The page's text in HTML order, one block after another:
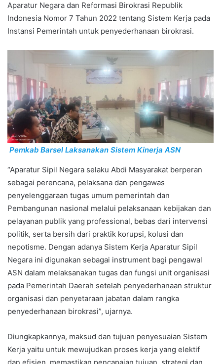
Aparatur Negara dan Reformasi Birokrasi Republik
Indonesia Nomor 7 Tahun 2022 tentang Sistem Kerja pada
Instansi Pemerintah untuk penyederhanaan birokrasi.
Pemkab Barsel Laksanakan Sistem Kinerja ASN
“Aparatur Sipil Negara selaku Abdi Masyarakat berperan
sebagai perencana, pelaksana dan pengawas
penyelenggaraan tugas umum pemerintah dan
Pembangunan nasional melalui pelaksanaan kebijakan dan
pelayanan publik yang professional, bebas dari intervensi
politik, serta bersih dari praktik korupsi, kolusi dan
nepotisme. Dengan adanya Sistem Kerja Aparatur Sipil
Negara ini digunakan sebagai instrument bagi pengawal
ASN dalam melaksanakan tugas dan fungsi unit organisasi
pada Pemerintah Daerah setelah penyederhanaan struktur
organisasi dan penyetaraan jabatan dalam rangka
penyederhanaan birokrasi”, ujarnya.
Diungkapkannya, maksud dan tujuan penyesuaian Sistem
Kerja yaitu untuk mewujudkan proses kerja yang elektif